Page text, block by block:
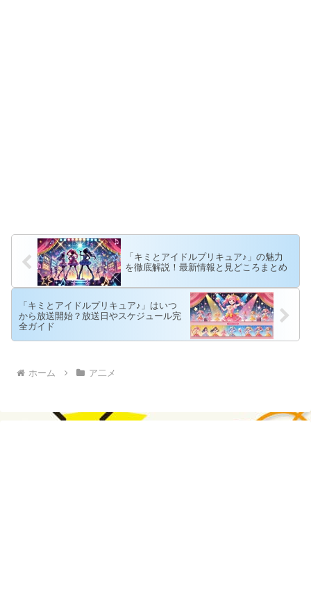
「キミとアイドルプリキュア♪」の魅力
を徹底解説！最新情報と見どころまとめ
「キミとアイドルプリキュア♪」はいつ
から放送開始？放送日やスケジュール完
全ガイド
ホーム ア二メ